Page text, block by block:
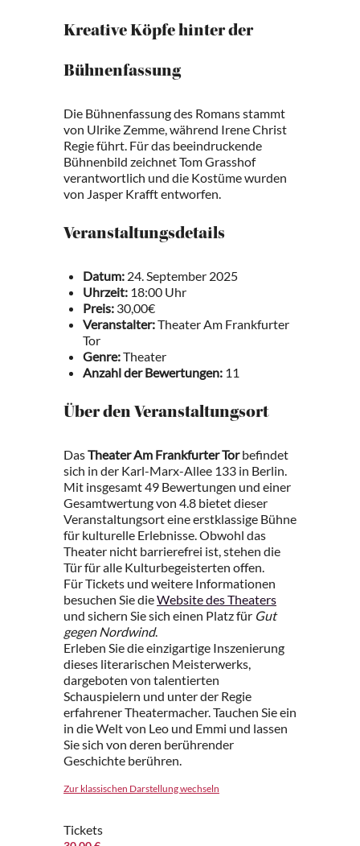
Kreative Köpfe hinter der
Bühnenfassung
Die Bühnenfassung des Romans stammt
von Ulrike Zemme, während Irene Christ
Regie führt. Für das beeindruckende
Bühnenbild zeichnet Tom Grasshof
verantwortlich und die Kostüme wurden
von Jasper Krafft entworfen.
Veranstaltungsdetails
Datum: 24. September 2025
Uhrzeit: 18:00 Uhr
Preis: 30,00€
Veranstalter:Theater Am Frankfurter
Tor
Genre:Theater
Anzahl der Bewertungen: 11
Über den Veranstaltungsort
DasTheater Am Frankfurter Torbefindet
sich in der Karl-Marx-Allee 133 in Berlin.
Mit insgesamt 49 Bewertungen und einer
Gesamtwertung von 4.8 bietet dieser
Veranstaltungsort eine erstklassige Bühne
für kulturelle Erlebnisse. Obwohl das
Theater nicht barrierefrei ist, stehen die
Tür für alle Kulturbegeisterten offen.
Für Tickets und weitere Informationen
besuchen Sie dieWebsite des Theaters
und sichern Sie sich einen Platz für Gut
gegen Nordwind.
Erleben Sie die einzigartige Inszenierung
dieses literarischen Meisterwerks,
dargeboten von talentierten
Schauspielern und unter der Regie
erfahrener Theatermacher. Tauchen Sie ein
in die Welt von Leo und Emmi und lassen
Sie sich von deren berührender
Geschichte berühren.
Zur klassischen Darstellung wechseln
Tickets